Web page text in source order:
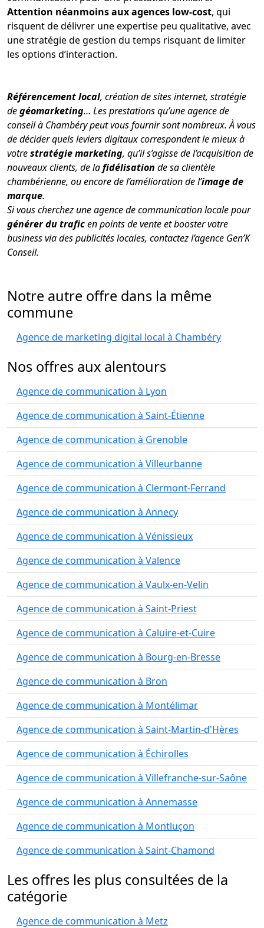
Attention néanmoins aux agences low-cost, qui
risquent de délivrer une expertise peu qualitative, avec
une stratégie de gestion du temps risquant de limiter
les options d’interaction.
Référencement local, création de sites internet, stratégie
degéomarketing… Les prestations qu’une agence de
conseil à Chambéry peut vous fournir sont nombreux. À vous
de décider quels leviers digitaux correspondent le mieux à
votrestratégie marketing, qu’il s’agisse de l’acquisition de
nouveaux clients, de lafidélisation de sa clientèle
chambérienne, ou encore de l’amélioration de l’image de
marque.
Si vous cherchez une agence de communication locale pour
générer du traficen points de vente et booster votre
business via des publicités locales, contactez l’agence Gen’K
Conseil.
Notre autre offre dans la même
commune
Agence de marketing digital local à Chambéry
Nos offres aux alentours
Agence de communication à Lyon
Agence de communication à Saint-Étienne
Agence de communication à Grenoble
Agence de communication à Villeurbanne
Agence de communication à Clermont-Ferrand
Agence de communication à Annecy
Agence de communication à Vénissieux
Agence de communication à Valence
Agence de communication à Vaulx-en-Velin
Agence de communication à Saint-Priest
Agence de communication à Caluire-et-Cuire
Agence de communication à Bourg-en-Bresse
Agence de communication à Bron
Agence de communication à Montélimar
Agence de communication à Saint-Martin-d'Hères
Agence de communication à Échirolles
Agence de communication à Villefranche-sur-Saône
Agence de communication à Annemasse
Agence de communication à Montluçon
Agence de communication à Saint-Chamond
Les offres les plus consultées de la
catégorie
Agence de communication à Metz